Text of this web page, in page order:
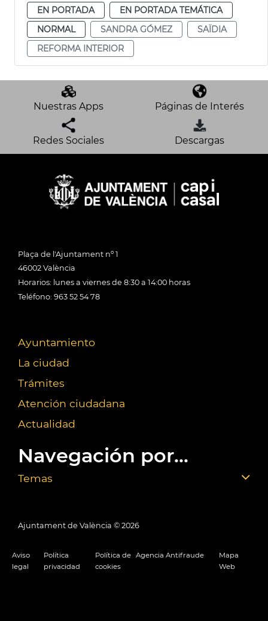
EN PORTADA
EN PORTADA TEMÁTICA
NORMAL
SANDRA GÓMEZ
SAÏDIA
REFORMA INTERIOR
Nuestras Apps Páginas de Interés
Redes Sociales Descargas
Plaça de l'Ajuntament nº 1
46002 València
Horarios: lunes a viernes de 8:30 a 14:00 horas
Teléfono: 963 52 54 78
Ayuntamiento
La ciudad
Trámites
Atención ciudadana
Actualidad
Navegación por...
Temas
Ajuntament de València © 2026
Aviso
legal
Política
privacidad
Política de
cookies
Agencia Antifraude
Mapa
Web